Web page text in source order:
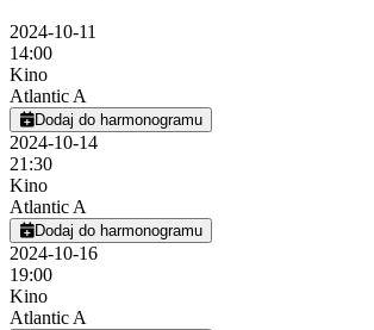
2024-10-11
14:00
Kino
Atlantic A
Dodaj do harmonogramu
2024-10-14
21:30
Kino
Atlantic A
Dodaj do harmonogramu
2024-10-16
19:00
Kino
Atlantic A